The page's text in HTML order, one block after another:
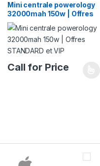
Mini centrale powerology
32000mah 150w | Offres
STANDARD et VIP
Call for Price